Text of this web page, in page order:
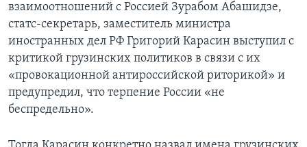
взаимоотношений с Россией Зурабом Абашидзе,
статс-секретарь, заместитель министра
иностранных дел РФ Григорий Карасин выступил с
критикой грузинских политиков в связи с их
«провокационной антироссийской риторикой» и
предупредил, что терпение России «не
беспредельно».